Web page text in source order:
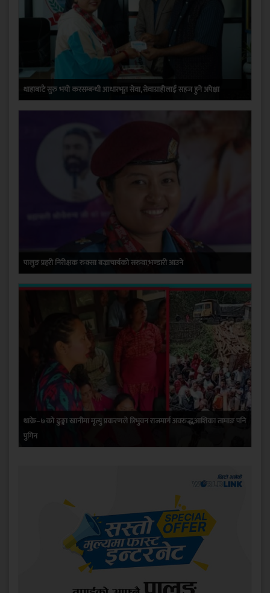
थाहाबाटै सुरु भयो करसम्बन्धी आधारभूत सेवा, सेवाग्राहीलाई सहज हुने अपेक्षा
पालुङ प्रहरी निरीक्षक रुक्सा बज्राचार्यको सरुवा,भण्डारी आउने
थाक्रे–७को ढुङ्गा खानीमा मृत्यु प्रकरणले त्रिभुवन राजमार्ग अवरुद्ध,आशिका तामाङ पनि
पुगिन